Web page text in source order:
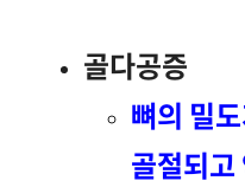
골다공증
뼈의 밀
골절되